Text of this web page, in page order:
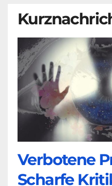
Verbotene
Scharfe